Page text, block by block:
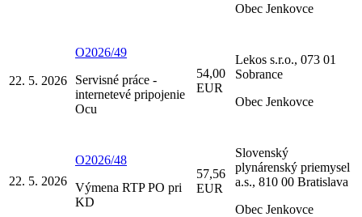
Obec Jenkovce
22. 5. 2026
O2026/49
Servisné práce -
internetevé pripojenie
Ocu
54,00
EUR
Lekos s.r.o., 073 01
Sobrance
Obec Jenkovce
22. 5. 2026
O2026/48
Výmena RTP PO pri
KD
57,56
EUR
Slovenský
plynárenský priemysel
a.s., 810 00 Bratislava
Obec Jenkovce